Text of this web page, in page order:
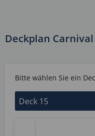
Deckplan
Bitte wählen Sie ein